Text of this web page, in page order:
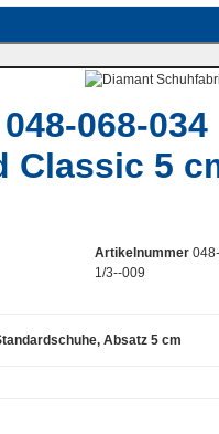
068-034
Classic 5
Artikelnummer
1/3--009
Absatz 5 cm